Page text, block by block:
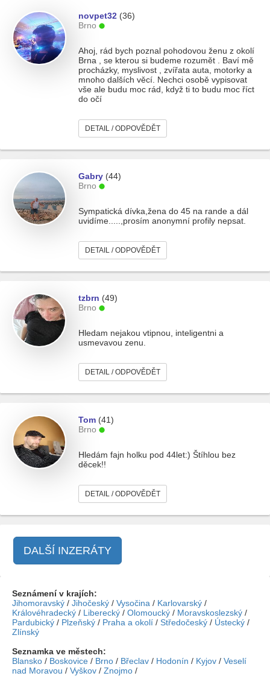
novpet32 (36)
Brno
Ahoj, rád bych poznal pohodovou ženu z okolí
Brna , se kterou si budeme rozumět . Baví mě
procházky, myslivost , zvířata auta, motorky a
mnoho dalších věcí. Nechci osobě vypisovat
vše ale budu moc rád, když ti to budu moc říct
do očí
DETAIL / ODPOVĚDĚT
Gabry (44)
Brno
Sympatická dívka,žena do 45 na rande a dál
uvidíme.....,prosím anonymní profily nepsat.
DETAIL / ODPOVĚDĚT
tzbrn (49)
Brno
Hledam nejakou vtipnou, inteligentni a
usmevavou zenu.
DETAIL / ODPOVĚDĚT
Tom (41)
Brno
Hledám fajn holku pod 44let:) Štíhlou bez
děcek!!
DETAIL / ODPOVĚDĚT
DALŠÍ INZERÁTY
Seznámení v krajích:
Jihomoravský / Jihočeský / Vysočina / Karlovarský /
Královéhradecký / Liberecký / Olomoucký / Moravskoslezský /
Pardubický / Plzeňský / Praha a okolí / Středočeský / Ústecký /
Zlínský
Seznamka ve městech:
Blansko / Boskovice / Brno / Břeclav / Hodonín / Kyjov / Veselí
nad Moravou / Vyškov / Znojmo /